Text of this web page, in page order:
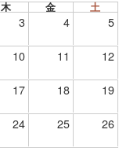
木 金 土
3 4 5
10 11 12
17 18 19
24 25 26